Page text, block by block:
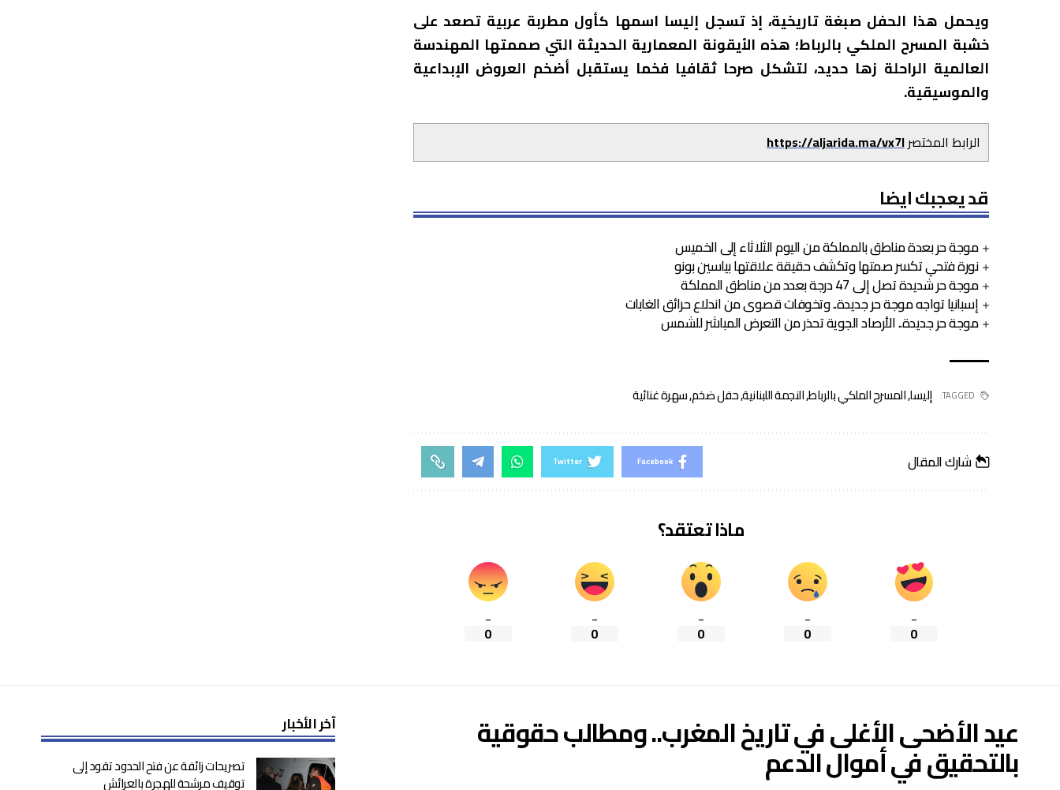
ويحمل هذا الحفل صبغة تاريخية، إذ تسجل إليسا اسمها كأول مطربة عربية تصعد على
خشبة المسرح الملكي بالرباط؛ هذه الأيقونة المعمارية الحديثة التي صممتها المهندسة
العالمية الراحلة زها حديد، لتشكل صرحا ثقافيا فخما يستقبل أضخم العروض الإبداعية
والموسيقية.
الرابط المختصرhttps://aljarida.ma/vx7l
قد يعجبك ايضا
موجة حر بعدة مناطق بالمملكة من اليوم الثلاثاء إلى الخميس
نورة فتحي تكسر صمتها وتكشف حقيقة علاقتها بياسين بونو
موجة حر شديدة تصل إلى 47 درجة بعدد من مناطق المملكة
إسبانيا تواجه موجة حر جديدة.. وتخوفات قصوى من اندلاع حرائق الغابات
موجة حر جديدة.. الأرصاد الجوية تحذر من التعرض المباشر للشمس
TAGGED: إليسا,المسرح الملكي بالرباط,النجمة اللبنانية,حفل ضخم,سهرة غنائية
شارك المقال Facebook
Twitter
ماذا تعتقد؟
_
0
_
0
_
0
_
0
_
0
عيد الأضحى الأغلى في تاريخ المغرب.. ومطالب حقوقية
بالتحقيق في أموال الدعم
آخر الأخبار
تصريحات زائفة عن فتح الحدود تقود إلى
توقيف مرشحة للهجرة بالعرائش